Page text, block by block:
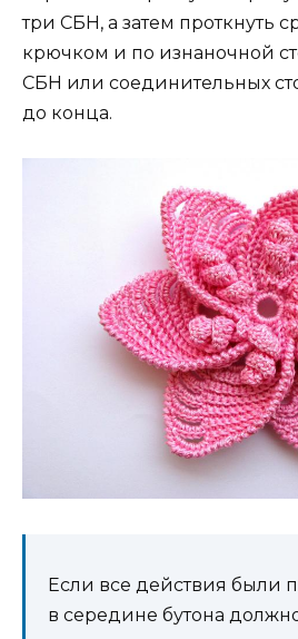
три СБН, а затем проткнуть
крючком и по изнаночной
СБН или соединительных
до конца.
Если все действия были
в середине бутона